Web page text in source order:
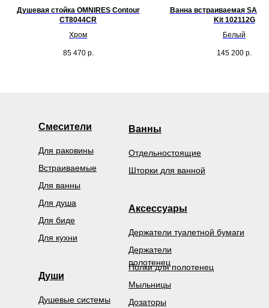
Душевая стойка OMNIRES Contour
CT8044CR
Хром
85 470 р.
Ванна встраиваемая
Kit 102112G
Белый
145 200 р.
Смесители
Души
Душевые системы Дозаторы
Держатели
полотенец
Мыльницы
Держатели туалетной бумаги
Полки для полотенец
Встраиваемые
Для биде
Для ванны
Для душа
Для раковины
Для кухни
Ванны
Отдельностоящие
Шторки для ванной
Аксессуары